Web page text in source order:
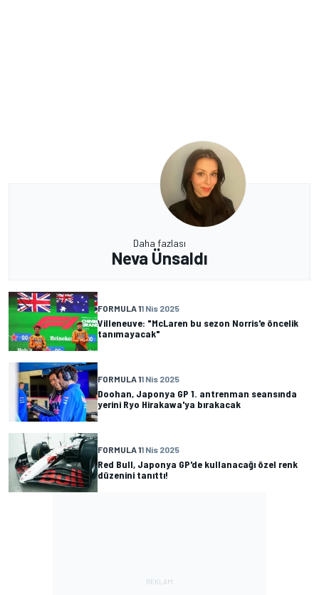
Daha fazlası
Neva Ünsaldı
FORMULA 11 Nis 2025
Villeneuve: "McLaren bu sezon Norris'e öncelik
tanımayacak"
FORMULA 11 Nis 2025
Doohan, Japonya GP 1. antrenman seansında
yerini Ryo Hirakawa'ya bırakacak
FORMULA 11 Nis 2025
Red Bull, Japonya GP'de kullanacağı özel renk
düzenini tanıttı!